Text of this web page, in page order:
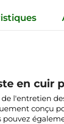
en cuir
l'entretien
conçu